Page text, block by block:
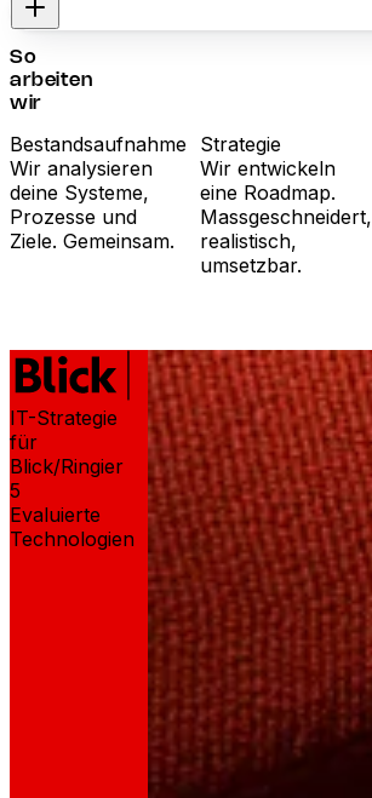
So
arbeiten
wir
Bestandsaufnahme
Wir analysieren
deine Systeme,
Prozesse und
Ziele. Gemeinsam.
Strategie
Wir entwickeln
eine Roadmap.
Massgeschneidert,
realistisch,
umsetzbar.
IT-Strategie
für
Blick/Ringier
5
Evaluierte
Technologien